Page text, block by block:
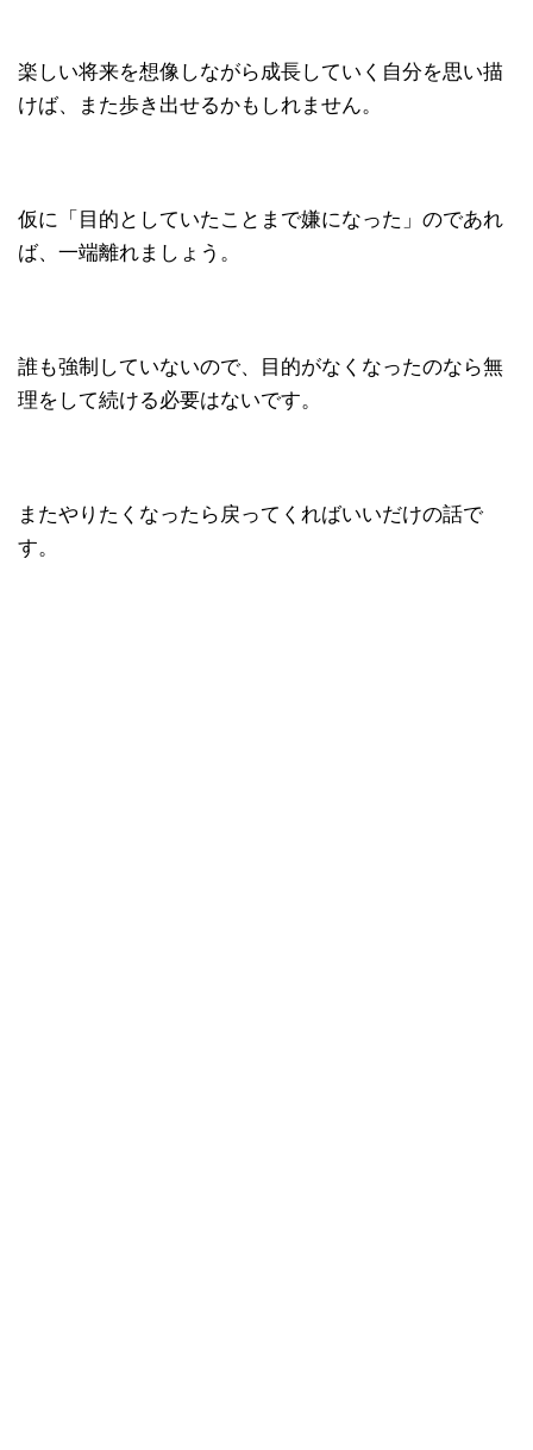
楽しい将来を想像しながら成長していく自分を思い描
けば、また歩き出せるかもしれません。
仮に「目的としていたことまで嫌になった」のであれ
ば、一端離れましょう。
誰も強制していないので、目的がなくなったのなら無
理をして続ける必要はないです。
またやりたくなったら戻ってくればいいだけの話で
す。